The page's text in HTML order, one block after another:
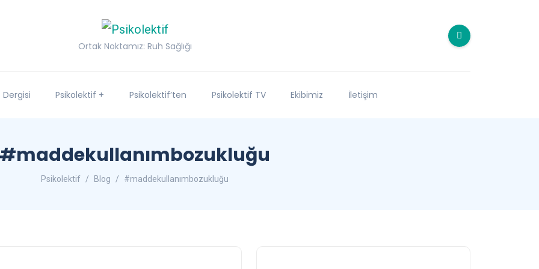
Ortak Noktamız: Ruh Sağlığı
Psikolektif + Psikolektif’ten Psikolektif TV Ekibimiz İletişim
#maddekullanımbozukluğu
Psikolektif Blog #maddekullanımbozukluğu